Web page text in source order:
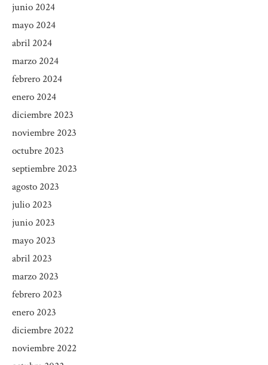
junio 2024
mayo 2024
abril 2024
marzo 2024
febrero 2024
enero 2024
diciembre 2023
noviembre 2023
octubre 2023
septiembre 2023
agosto 2023
julio 2023
junio 2023
mayo 2023
abril 2023
marzo 2023
febrero 2023
enero 2023
diciembre 2022
noviembre 2022